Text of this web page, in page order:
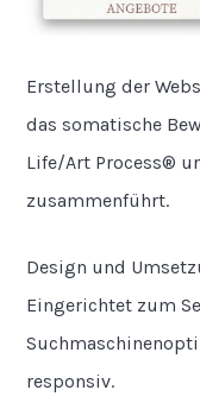
Erstellung der
das somatische
Life/Art Process®
zusammenführt.
Design und
Eingerichtet zum
responsiv.